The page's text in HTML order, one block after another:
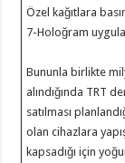
Özel kağıtlara
7-Holoğram
Bununla birlikte
alındığında TRT
satılması
olan cihazlara
kapsadığı için